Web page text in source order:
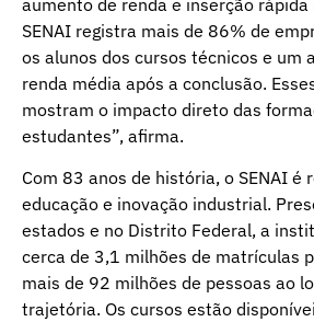
SENAI registra mais de 86% de
os alunos dos cursos técnicos e um
renda média após a conclusão.
mostram o impacto direto das
estudantes”, afirma.
Com 83 anos de história, o SENAI é
educação e inovação industrial.
estados e no Distrito Federal, a
cerca de 3,1 milhões de matrículas
mais de 92 milhões de pessoas ao
trajetória. Os cursos estão